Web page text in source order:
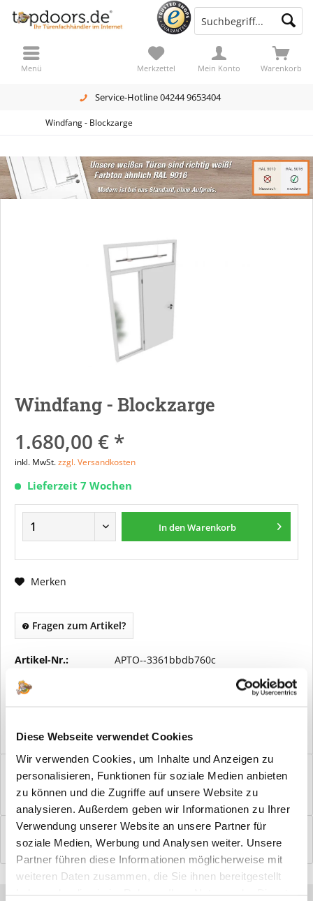
Diese Webseite verwendet Cookies
Wir verwenden Cookies, um Inhalte und Anzeigen zu
personalisieren, Funktionen für soziale Medien anbieten
zu können und die Zugriffe auf unsere Website zu
analysieren. Außerdem geben wir Informationen zu Ihrer
Verwendung unserer Website an unsere Partner für
soziale Medien, Werbung und Analysen weiter. Unsere
Partner führen diese Informationen möglicherweise mit
weiteren Daten zusammen, die Sie ihnen bereitgestellt
Service-Hotline 04244 9653404
Warenkorb
Merkzettel Mein Konto
Menü
Windfang - Blockzarge
Windfang - Blockzarge
1.680,00 € *
inkl. MwSt.zzgl. Versandkosten
Lieferzeit 7 Wochen
In denWarenkorb
Merken
Fragen zum Artikel?
Artikel-Nr.: APTO--3361bbdb760c
Vorteile
Windfangelemente online am Bildschirm konfigurieren und
einbaufertig bestellen. In wenigen...
Bewertungen
0
Bewertungen lesen, schreiben und diskutieren...mehr